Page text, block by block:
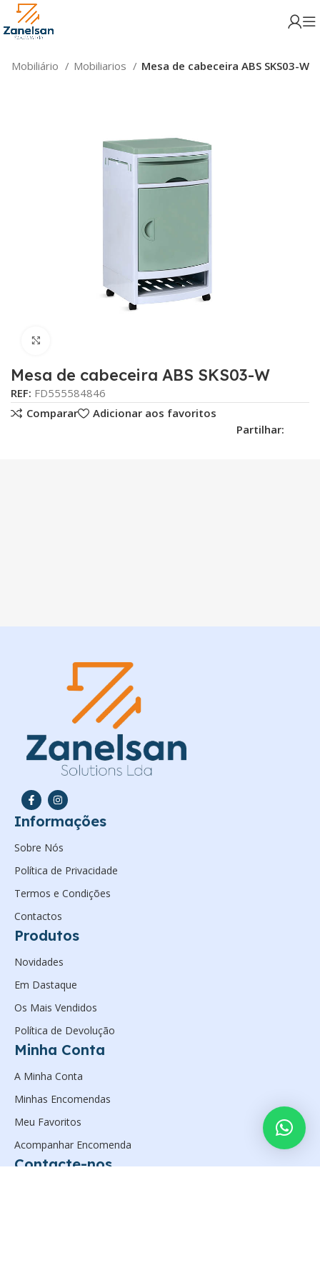
Mobiliário Mobiliarios Mesa de cabeceira ABS SKS03-W
Mesa de cabeceira ABS SKS03-W
REF: FD555584846
Comparar
Adicionar aos favoritos
Partilhar:
Informações
Sobre Nós
Política de Privacidade
Termos e Condições
Contactos
Produtos
Novidades
Em Dastaque
Os Mais Vendidos
Política de Devolução
Minha Conta
A Minha Conta
Minhas Encomendas
Meu Favoritos
Acompanhar Encomenda
Contacte-nos